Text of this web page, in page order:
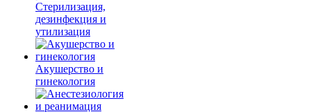
Стерилизация,
дезинфекция и
утилизация
Акушерство и
гинекология